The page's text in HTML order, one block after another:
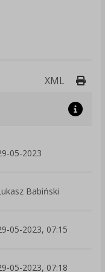
XML
05-2023
Babiński
05-2023, 07:15
05-2023, 07:18